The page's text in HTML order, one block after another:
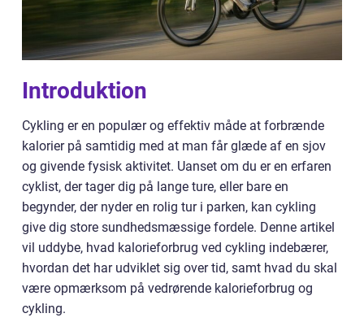
Introduktion
Cykling er en populær og effektiv måde at forbrænde
kalorier på samtidig med at man får glæde af en sjov
og givende fysisk aktivitet. Uanset om du er en erfaren
cyklist, der tager dig på lange ture, eller bare en
begynder, der nyder en rolig tur i parken, kan cykling
give dig store sundhedsmæssige fordele. Denne artikel
vil uddybe, hvad kalorieforbrug ved cykling indebærer,
hvordan det har udviklet sig over tid, samt hvad du skal
være opmærksom på vedrørende kalorieforbrug og
cykling.